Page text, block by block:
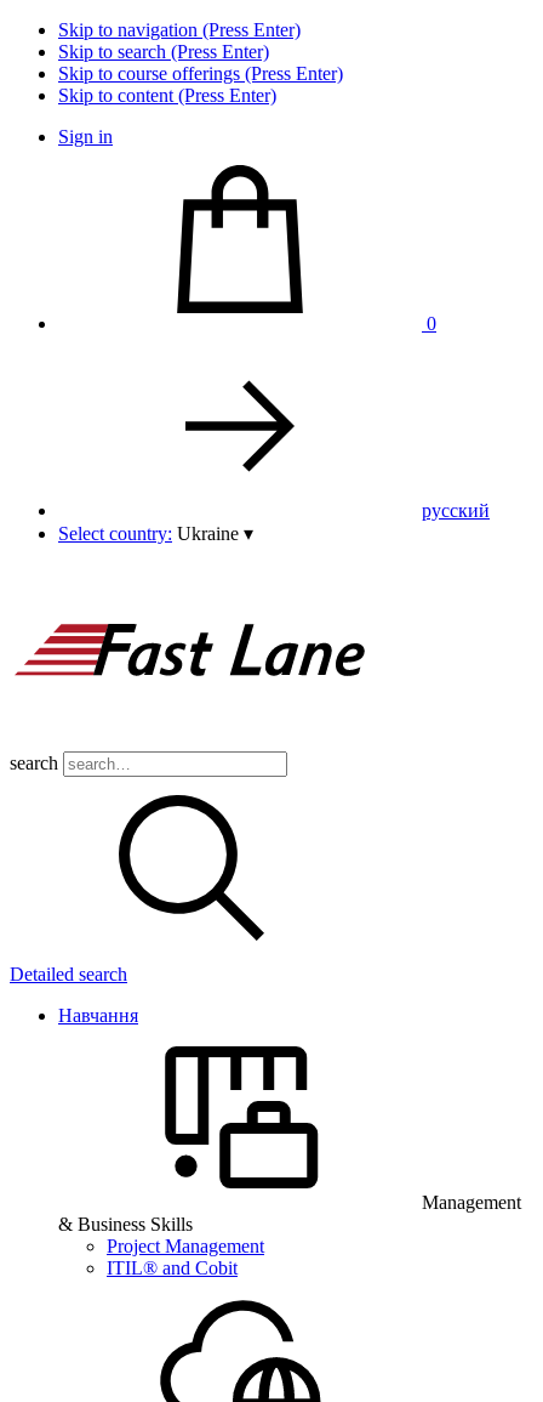
Skip to navigation (Press Enter)
Skip to search (Press Enter)
Skip to course offerings (Press Enter)
Skip to content (Press Enter)
Sign in
0
pусский
Select country: Ukraine ▾
search
Detailed search
Навчання
Management
& Business Skills
Project Management
ITIL® and Cobit